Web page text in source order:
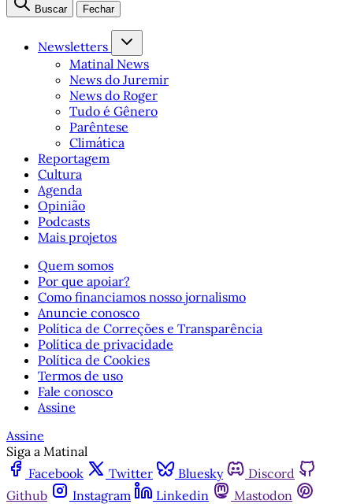
Buscar Fechar
Newsletters
Matinal News
News do Juremir
News do Roger
Tudo é Gênero
Parêntese
Climática
Reportagem
Cultura
Agenda
Opinião
Podcasts
Mais projetos
Quem somos
Por que apoiar?
Como financiamos nosso jornalismo
Anuncie conosco
Política de Correções e Transparência
Política de privacidade
Política de Cookies
Termos de uso
Fale conosco
Assine
Assine
Siga a Matinal
Facebook
Twitter Bluesky
Discord
Github
Instagram Linkedin
Mastodon